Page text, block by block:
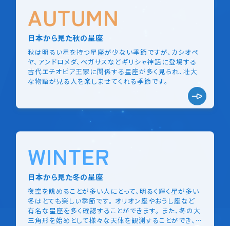
AUTUMN
日本から見た秋の星座
秋は明るい星を持つ星座が少ない季節ですが、カシオペ
ヤ、アンドロメダ、ペガサスなどギリシャ神話に登場する
古代エチオピア王家に関係する星座が多く見られ、壮大
な物語が見る人を楽しませてくれる季節です。
WINTER
日本から見た冬の星座
夜空を眺めることが多い人にとって、明るく輝く星が多い
冬はとても楽しい季節です。 オリオン座やおうし座など
有名な星座を多く確認することができます。 また、冬の大
三角形を始めとして様々な天体を観測することができ、